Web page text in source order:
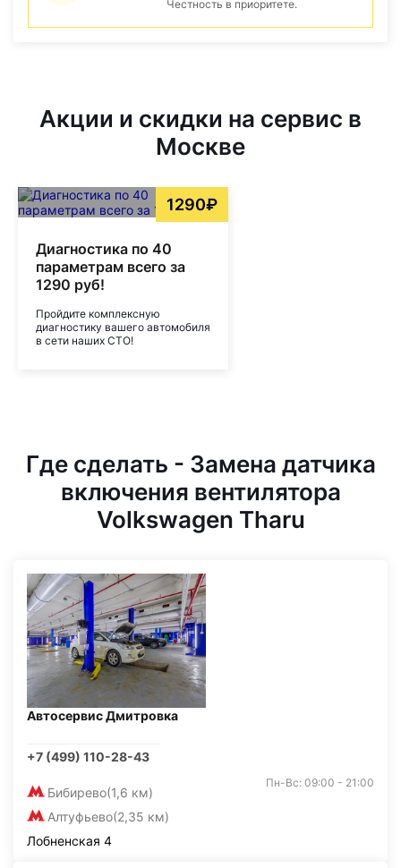
Честность в приоритете.
Акции и скидки на сервис в
Москве
1290₽
Диагностика по 40
параметрам всего за
1290 руб!
Пройдите комплексную
диагностику вашего автомобиля
в сети наших СТО!
Где сделать - Замена датчика
включения вентилятора
Volkswagen Tharu
Автосервис Дмитровка
+7 (499) 110-28-43
Бибирево(1,6 км)
Алтуфьево(2,35 км)
Пн-Вс: 09:00 - 21:00
Лобненская 4